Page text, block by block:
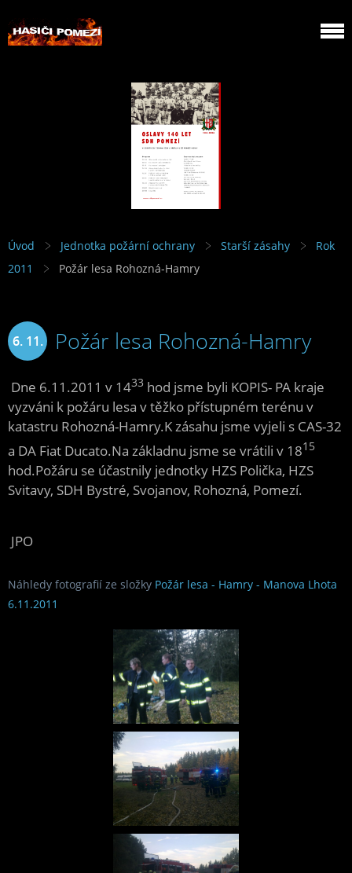
Úvod Jednotka požární ochrany Starší zásahy
Rok
2011
Požár lesa Rohozná-Hamry
6. 11.
2011
Požár lesa Rohozná-Hamry
Dne 6.11.2011 v 1433 hod jsme byli KOPIS- PA kraje
vyzváni k požáru lesa v těžko přístupném terénu v
katastru Rohozná-Hamry.K zásahu jsme vyjeli s CAS-32
a DA Fiat Ducato.Na základnu jsme se vrátili v 1815
hod.Požáru se účastnily jednotky HZS Polička, HZS
Svitavy, SDH Bystré, Svojanov, Rohozná, Pomezí.
JPO
Náhledy fotografií ze složky Požár lesa - Hamry - Manova Lhota
6.11.2011